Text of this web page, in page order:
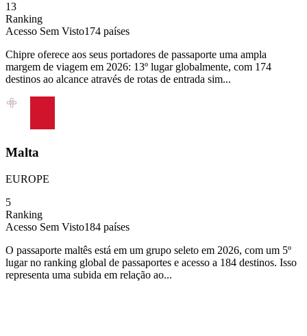
13
Ranking
Acesso Sem Visto174 países
Chipre oferece aos seus portadores de passaporte uma ampla
margem de viagem em 2026: 13º lugar globalmente, com 174
destinos ao alcance através de rotas de entrada sim...
Malta
EUROPE
5
Ranking
Acesso Sem Visto184 países
O passaporte maltês está em um grupo seleto em 2026, com um 5º
lugar no ranking global de passaportes e acesso a 184 destinos. Isso
representa uma subida em relação ao...